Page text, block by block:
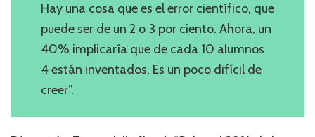
Hay una cosa que es el error científico, que
puede ser de un 2 o 3 por ciento. Ahora, un
40% implicaría que de cada 10 alumnos
4 están inventados. Es un poco difícil de
creer”.